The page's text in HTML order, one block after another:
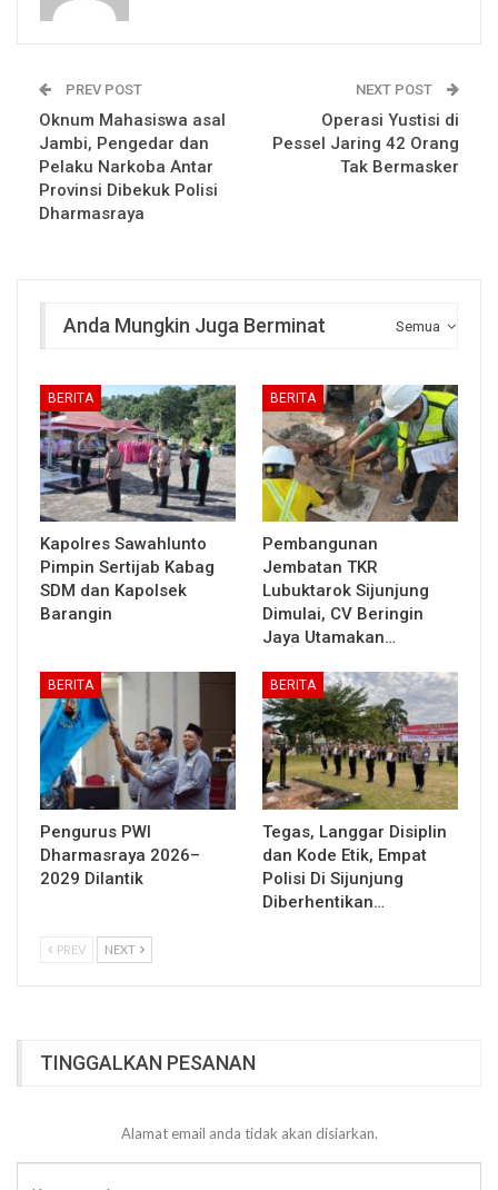
PREV POST
Oknum Mahasiswa asal
Jambi, Pengedar dan
Pelaku Narkoba Antar
Provinsi Dibekuk Polisi
Dharmasraya
NEXT POST
Operasi Yustisi di
Pessel Jaring 42 Orang
Tak Bermasker
Semua
Anda Mungkin Juga Berminat
BERITA
Kapolres Sawahlunto
Pimpin Sertijab Kabag
SDM dan Kapolsek
Barangin
BERITA
Pembangunan
Jembatan TKR
Lubuktarok Sijunjung
Dimulai, CV Beringin
Jaya Utamakan…
BERITA
Pengurus PWI
Dharmasraya 2026–
2029 Dilantik
BERITA
Tegas, Langgar Disiplin
dan Kode Etik, Empat
Polisi Di Sijunjung
Diberhentikan…
PREV NEXT
TINGGALKAN PESANAN
Alamat email anda tidak akan disiarkan.